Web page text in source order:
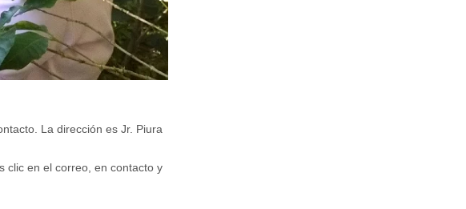
La dirección es Jr. Piura
clic en el correo, en contacto y